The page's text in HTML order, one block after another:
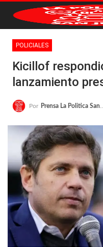
POLICIALES
Kicillof
lanzamiento
Por Prensa La Politica San Juan